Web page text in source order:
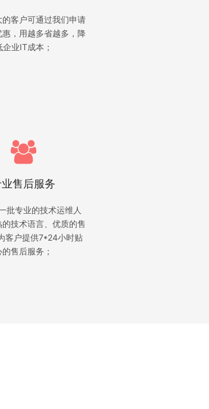
的客户可通过我们申请
，用越多省越多，降
企业IT成本；
售后服务
批专业的技术运维人
的技术语言、优质的售
客户提供7*24小时贴
的售后服务；